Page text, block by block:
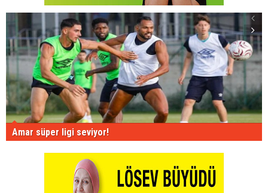
Amar süper ligi seviyor!